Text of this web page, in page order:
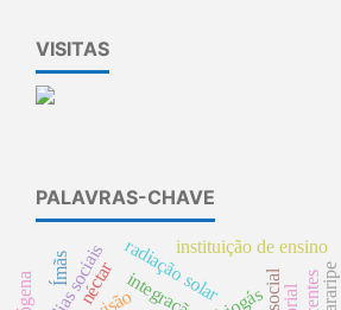
VISITAS
PALAVRAS-CHAVE
radiação solarinstituição de ensino
Ímãs néctar